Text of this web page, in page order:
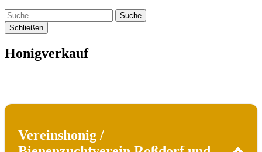
Suche
Schließen
Honigverkauf
Vereinshonig /